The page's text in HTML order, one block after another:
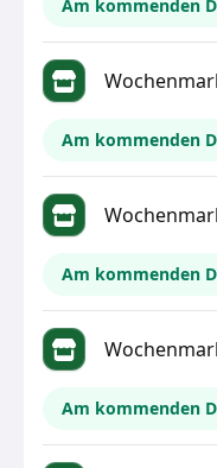
Am kommenden
Am kommenden
Am kommenden
Am kommenden